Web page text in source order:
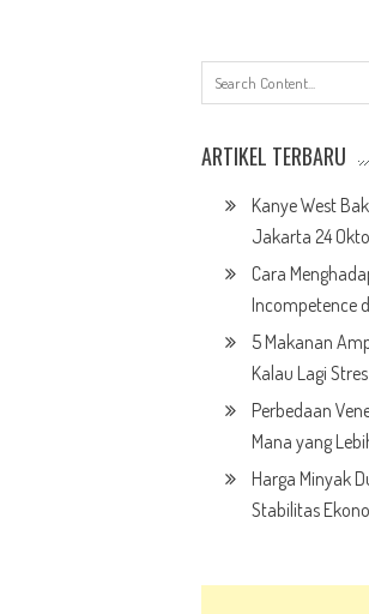
ARTIKEL TERBARU
Kanye West
Jakarta 24
Cara
Incompetence
5 Makanan
Kalau Lagi Stres
Perbedaan
Mana yang
Harga Minyak
Stabilitas